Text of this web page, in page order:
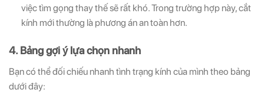
việc tìm gọng thay thế sẽ rất khó. Trong trường hợp này, cắt
kính mới thường là phương án an toàn hơn.
4. Bảng gợi ý lựa chọn nhanh
Bạn có thể đối chiếu nhanh tình trạng kính của mình theo bảng
dưới đây: